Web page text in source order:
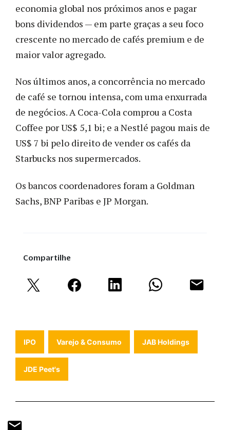
economia global nos próximos anos e pagar
bons dividendos — em parte graças a seu foco
crescente no mercado de cafés premium e de
maior valor agregado.
Nos últimos anos, a concorrência no mercado
de café se tornou intensa, com uma enxurrada
de negócios. A Coca-Cola comprou a Costa
Coffee por US$ 5,1 bi; e a Nestlé pagou mais de
US$ 7 bi pelo direito de vender os cafés da
Starbucks nos supermercados.
Os bancos coordenadores foram a Goldman
Sachs, BNP Paribas e JP Morgan.
Compartilhe
IPO Varejo & Consumo JAB Holdings
JDE Peet's